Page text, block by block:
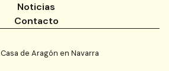
Noticias
Contacto
Casa de Aragón en Navarra